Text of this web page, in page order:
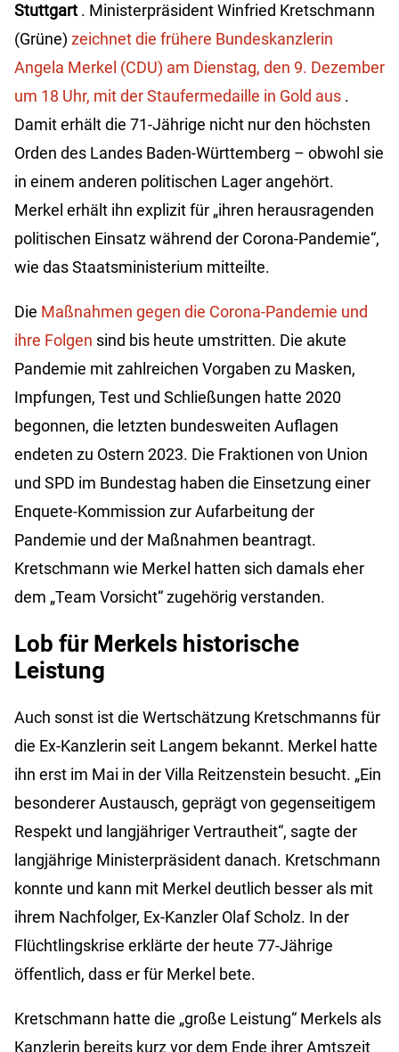
Stuttgart . Ministerpräsident Winfried Kretschmann
(Grüne) zeichnet die frühere Bundeskanzlerin
Angela Merkel (CDU) am Dienstag, den 9. Dezember
um 18 Uhr, mit der Staufermedaille in Gold aus .
Damit erhält die 71-Jährige nicht nur den höchsten
Orden des Landes Baden-Württemberg – obwohl sie
in einem anderen politischen Lager angehört.
Merkel erhält ihn explizit für „ihren herausragenden
politischen Einsatz während der Corona-Pandemie“,
wie das Staatsministerium mitteilte.
Die Maßnahmen gegen die Corona-Pandemie und
ihre Folgen sind bis heute umstritten. Die akute
Pandemie mit zahlreichen Vorgaben zu Masken,
Impfungen, Test und Schließungen hatte 2020
begonnen, die letzten bundesweiten Auflagen
endeten zu Ostern 2023. Die Fraktionen von Union
und SPD im Bundestag haben die Einsetzung einer
Enquete-Kommission zur Aufarbeitung der
Pandemie und der Maßnahmen beantragt.
Kretschmann wie Merkel hatten sich damals eher
dem „Team Vorsicht“ zugehörig verstanden.
Lob für Merkels historische
Leistung
Auch sonst ist die Wertschätzung Kretschmanns für
die Ex-Kanzlerin seit Langem bekannt. Merkel hatte
ihn erst im Mai in der Villa Reitzenstein besucht. „Ein
besonderer Austausch, geprägt von gegenseitigem
Respekt und langjähriger Vertrautheit“, sagte der
langjährige Ministerpräsident danach. Kretschmann
konnte und kann mit Merkel deutlich besser als mit
ihrem Nachfolger, Ex-Kanzler Olaf Scholz. In der
Flüchtlingskrise erklärte der heute 77-Jährige
öffentlich, dass er für Merkel bete.
Kretschmann hatte die „große Leistung“ Merkels als
Kanzlerin bereits kurz vor dem Ende ihrer Amtszeit